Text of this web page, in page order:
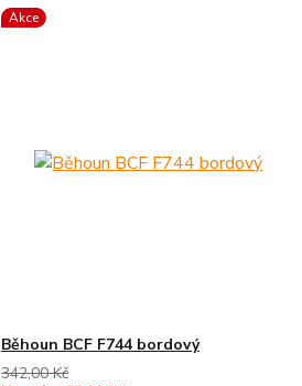
Akce
Běhoun BCF F744 bordový
342,00 Kč